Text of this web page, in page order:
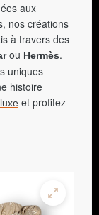
aux
nos créations
à travers des
ou Hermès.
uniques
histoire
et profitez